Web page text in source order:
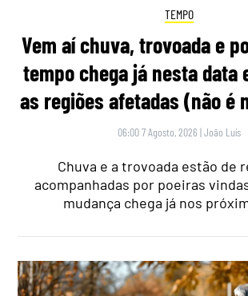
TEMPO
Vem aí chuva, trovoada e
tempo chega já nesta data
as regiões afetadas (não é
06:00 7 Agosto, 2026 |João Luís
Chuva e a trovoada estão de
acompanhadas por poeiras
mudança chega já nos